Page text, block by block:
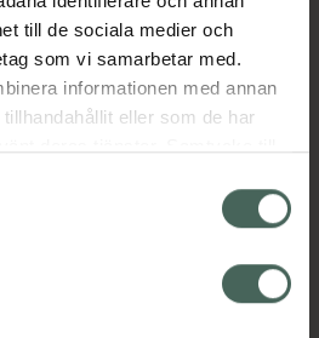
till de sociala medier och
som vi samarbetar med.
informationen med annan
eller som de har
webbplatsens
samtycke påverkar inte
som skett innan återkallelsen.
innan
för dig. Du hittar oss från Skåne i